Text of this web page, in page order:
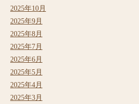
2025年10月
2025年9月
2025年8月
2025年7月
2025年6月
2025年5月
2025年4月
2025年3月